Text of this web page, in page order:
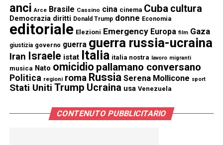
anci Arce Brasile Cassino cina cinema Cuba cultura
Democrazia diritti Donald Trump donne Economia
editoriale Elezioni Emergency Europa film Gaza
giustizia governo guerra guerra russia-ucraina
Iran Israele istat Italia italia nostra lavoro migranti
musica Nato omicidio pallamano conversano
Politica regioni roma Russia Serena Mollicone sport
Stati Uniti Trump Ucraina usa Venezuela
CONTENUTO PUBBLICITARIO